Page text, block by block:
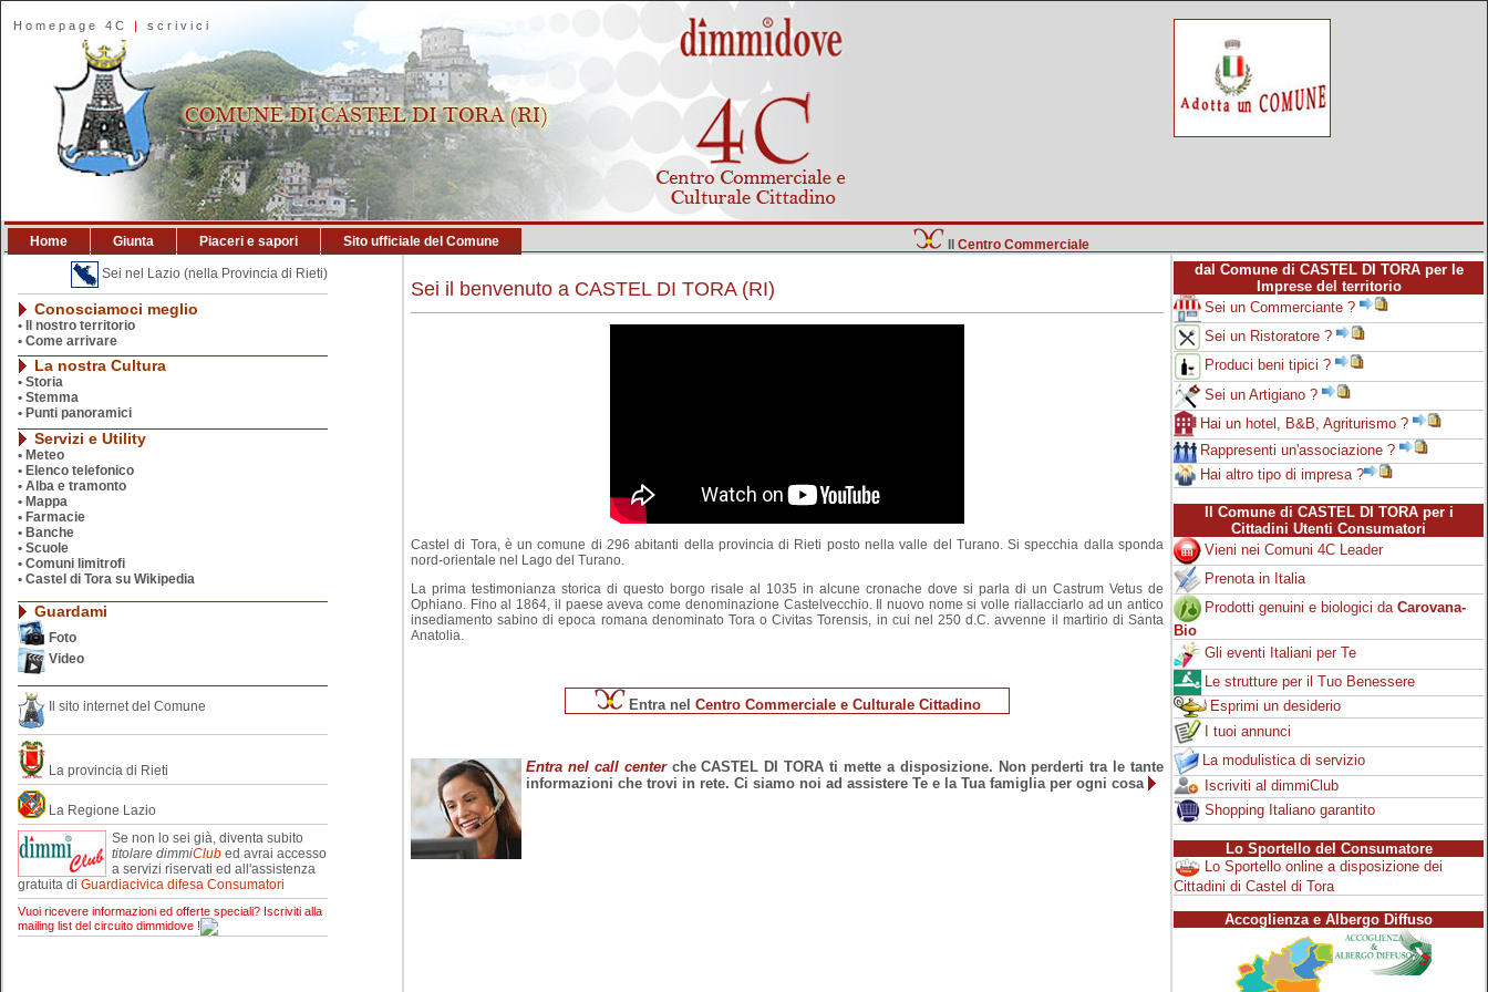
Homepage 4C | scrivici
Home Giunta Piaceri e sapori Sito ufficiale del Comune
Centro Commerciale
Sei nel Lazio (nella Provincia di Rieti)
Conosciamoci meglio
•
Il nostro territorio
• Come arrivare
La nostra Cultura
• Storia
• Stemma
• Punti panoramici
Servizi e Utility
• Meteo
• Elenco telefonico
• Alba e tramonto
• Mappa
• Farmacie
• Banche
• Scuole
• Comuni limitrofi
• Castel di Tora su Wikipedia
Guardami
Foto
Video
Il sito internet del Comune
La provincia di Rieti
La Regione Lazio
Se non lo sei già, diventa subito
titolare dimmiClub ed avrai accesso
a servizi riservati ed all'assistenza
gratuita di Guardiacivica difesa Consumatori
Vuoi ricevere informazioni ed offerte speciali? Iscriviti alla
mailing list del circuito dimmidove !
Sei il benvenuto a CASTEL DI TORA (RI)
Castel di Tora, è un comune di 296 abitanti della provincia di Rieti posto nella valle del Turano. Si specchia dalla sponda
nord-orientale nel Lago del Turano.
La prima testimonianza storica di questo borgo risale al 1035 in alcune cronache dove si parla di un Castrum Vetus de
Ophiano. Fino al 1864, il paese aveva come denominazione Castelvecchio. Il nuovo nome si volle riallacciarlo ad un antico
insediamento sabino di epoca romana denominato Tora o Civitas Torensis, in cui nel 250 d.C. avvenne il martirio di Santa
Anatolia.
Entra nel Centro Commerciale e Culturale Cittadino
Entra nel call centerche CASTEL DI TORA ti mette a disposizione. Non perderti tra le tante
informazioni che trovi in rete. Ci siamo noi ad assistere Te e la Tua famiglia per ogni cosa
dal Comune di CASTEL DI TORA per le
Imprese del territorio
Sei un Commerciante ?
Sei un Ristoratore ?
Produci beni tipici ?
Sei un Artigiano ?
Hai un hotel, B&B, Agriturismo ?
Rappresenti un'associazione ?
Hai altro tipo di impresa ?
Il Comune di CASTEL DI TORA per i
Cittadini Utenti Consumatori
Vieni nei Comuni 4C Leader
Prenota in Italia
Prodotti genuini e biologici da Carovana-
Bio
Gli eventi Italiani per Te
Le strutture per il Tuo Benessere
Esprimi un desiderio
I tuoi annunci
La modulistica di servizio
Iscriviti al dimmiClub
Shopping Italiano garantito
Lo Sportello del Consumatore
Lo Sportello online a disposizione dei
Cittadini di Castel di Tora
Accoglienza e Albergo Diffuso